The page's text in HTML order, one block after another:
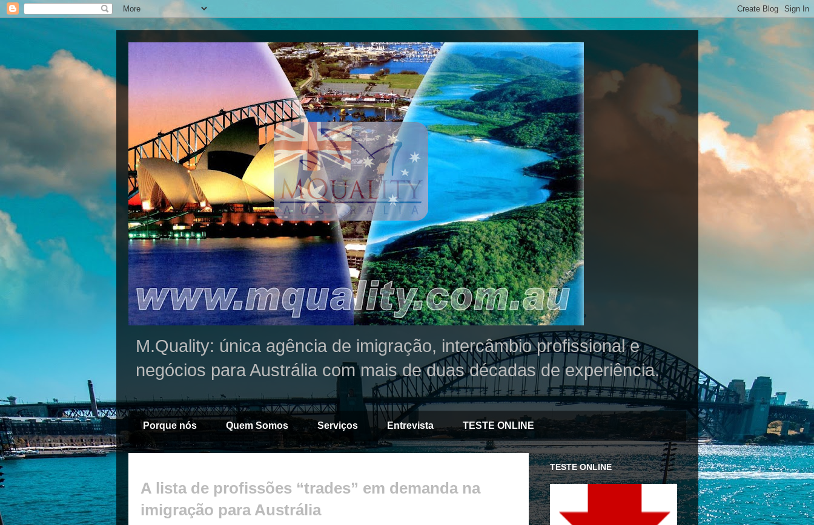
M.Quality: única agência de imigração, intercâmbio profissional e
negócios para Austrália com mais de duas décadas de experiência.
Porque nós Quem Somos Serviços Entrevista TESTE ONLINE
A lista de profissões “trades” em demanda na
imigração para Austrália
TESTE ONLINE